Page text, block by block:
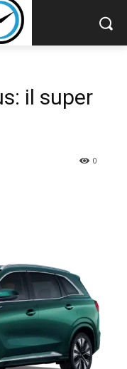
il super
0